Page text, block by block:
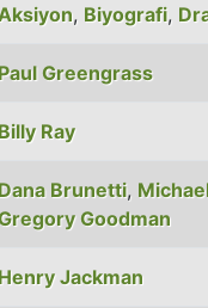
Aksiyon, Biyografi,
Paul Greengrass
Billy Ray
Dana Brunetti,
Goodman
Henry Jackman